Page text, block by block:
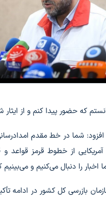
که حضور پیدا کنم و از
افزود: شما در خط مقدم
از خطوط قرمز قواعد و
اخبار را دنبال می‌کنیم و
بازرسی کل کشور در ادامه